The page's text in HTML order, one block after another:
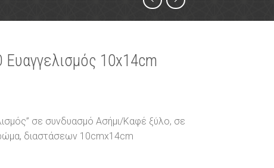
Ευαγγελισμός 10x14cm
σε συνδυασμό Ασήμι/Καφέ ξύλο, σε
διαστάσεων 10cmx14cm